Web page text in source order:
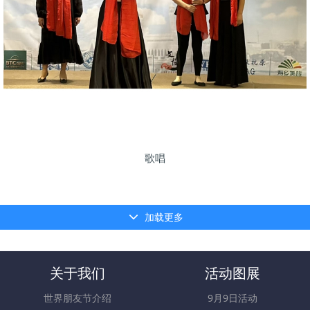
歌唱
加载更多
关于我们
世界朋友节介绍
活动图展
9月9日活动